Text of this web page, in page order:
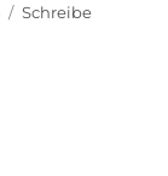
Schreibe